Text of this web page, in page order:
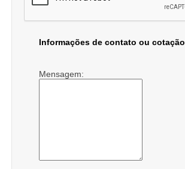
Informações de contato ou cotação
Mensagem: